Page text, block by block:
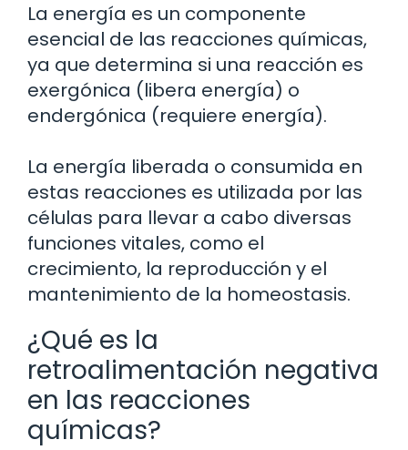
La energía es un componente
esencial de las reacciones químicas,
ya que determina si una reacción es
exergónica (libera energía) o
endergónica (requiere energía).
La energía liberada o consumida en
estas reacciones es utilizada por las
células para llevar a cabo diversas
funciones vitales, como el
crecimiento, la reproducción y el
mantenimiento de la homeostasis.
¿Qué es la
retroalimentación negativa
en las reacciones
químicas?